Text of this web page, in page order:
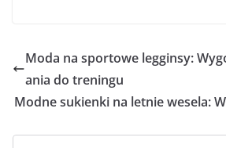
Moda na sportowe legginsy:
ania do treningu
Modne sukienki na letnie wesela: